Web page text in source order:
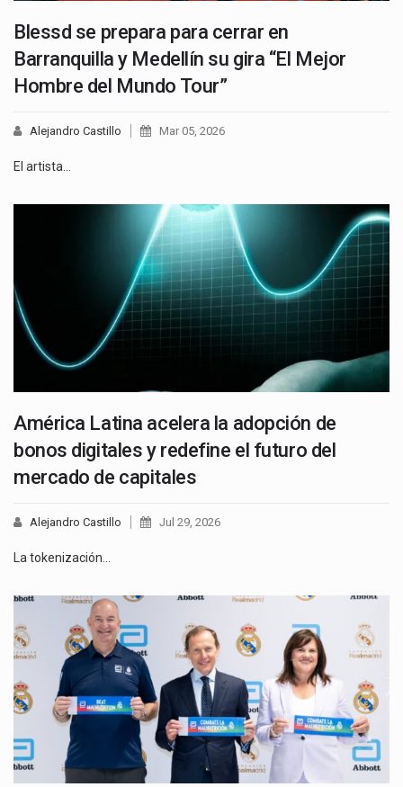
Blessd se prepara para cerrar en
Barranquilla y Medellín su gira “El Mejor
Hombre del Mundo Tour”
Alejandro Castillo Mar 05, 2026
El artista…
América Latina acelera la adopción de
bonos digitales y redefine el futuro del
mercado de capitales
Alejandro Castillo Jul 29, 2026
La tokenización…